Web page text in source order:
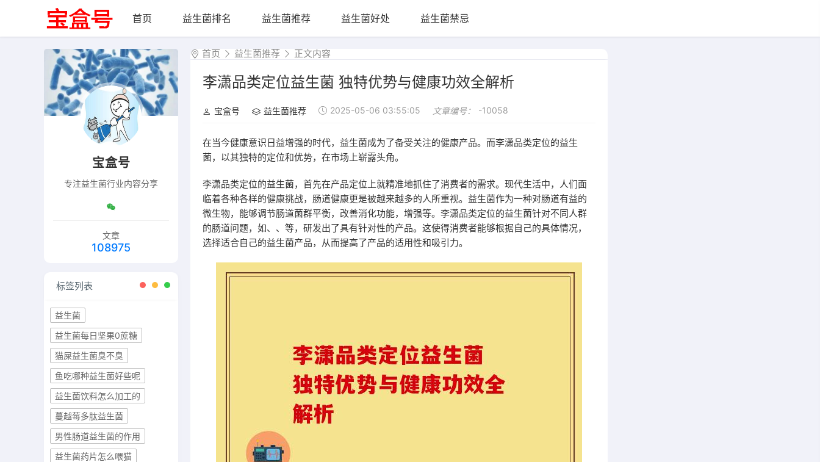
首页 益生菌排名 益生菌推荐 益生菌好处 益生菌禁忌
宝盒号
专注益生菌行业内容分享
文章
108975
标签列表
益生菌
益生菌每日坚果0蔗糖
猫屎益生菌臭不臭
鱼吃哪种益生菌好些呢
益生菌饮料怎么加工的
蔓越莓多肽益生菌
男性肠道益生菌的作用
益生菌药片怎么喂猫
首页 益生菌推荐 正文内容
李潇品类定位益生菌 独特优势与健康功效全解析
宝盒号 益生菌推荐 2025-05-06 03:55:05 文章编号： -10058
在当今健康意识日益增强的时代，益生菌成为了备受关注的健康产品。而李潇品类定位的益生
菌，以其独特的定位和优势，在市场上崭露头角。
李潇品类定位的益生菌，首先在产品定位上就精准地抓住了消费者的需求。现代生活中，人们面
临着各种各样的健康挑战，肠道健康更是被越来越多的人所重视。益生菌作为一种对肠道有益的
微生物，能够调节肠道菌群平衡，改善消化功能，增强等。李潇品类定位的益生菌针对不同人群
的肠道问题，如、、等，研发出了具有针对性的产品。这使得消费者能够根据自己的具体情况，
选择适合自己的益生菌产品，从而提高了产品的适用性和吸引力。